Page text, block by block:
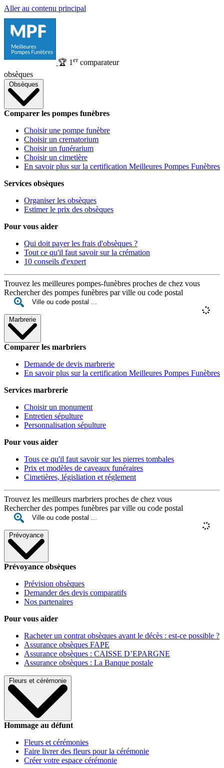
Aller au contenu principal
🏆 1 ercomparateur
obsèques
Obsèques
Comparer les pompes funèbres
Choisir une pompe funèbre
Choisir un crematorium
Choisir un funérarium
Choisir un cimetière
En savoir plus sur la certification Meilleures Pompes Funèbres
Services obsèques
Organiser les obsèques
Estimer le prix des obsèques
Pour vous aider
Qui doit payer les frais d'obsèques ?
Tout ce qu'il faut savoir sur la crémation
10 conseils d'expert
Trouvez les meilleures pompes-funèbres proches de chez vous
Rechercher des pompes funèbres par ville ou code postal
Marbrerie
Comparer les marbriers
Demande de devis marbrerie
En savoir plus sur la certification Meilleures Pompes Funèbres
Services marbrerie
Choisir un monument
Entretien sépulture
Personnalisation sépulture
Pour vous aider
Tous ce qu'il faut savoir sur les pierres tombales
Prix et modèles de caveaux funéraires
Cimetières, législiation et réglement
Trouvez les meilleurs marbriers proches de chez vous
Rechercher des pompes funèbres par ville ou code postal
Prévoyance
Prévoyance obsèques
Prévision obsèques
Demander des devis comparatifs
Nos partenaires
Pour vous aider
Racheter un contrat obsèques avant le décès : est-ce possible ?
Assurance obsèques FAPE
Assurance obsèques : CAISSE D’EPARGNE
Assurance obsèques : La Banque postale
Fleurs et cérémonie
Hommage au défunt
Fleurs et cérémonies
Faire livrer des fleurs pour la cérémonie
Créer votre espace cérémonie